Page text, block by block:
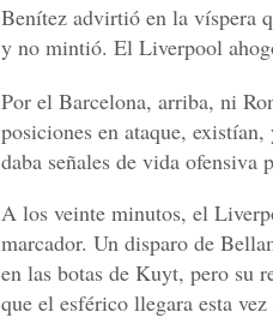
Benítez advirtió en la víspera
y no mintió. El Liverpool
Por el Barcelona, arriba, ni
posiciones en ataque,
daba señales de vida ofensiva
A los veinte minutos, el
marcador. Un disparo de
en las botas de Kuyt, pero su
que el esférico llegara esta